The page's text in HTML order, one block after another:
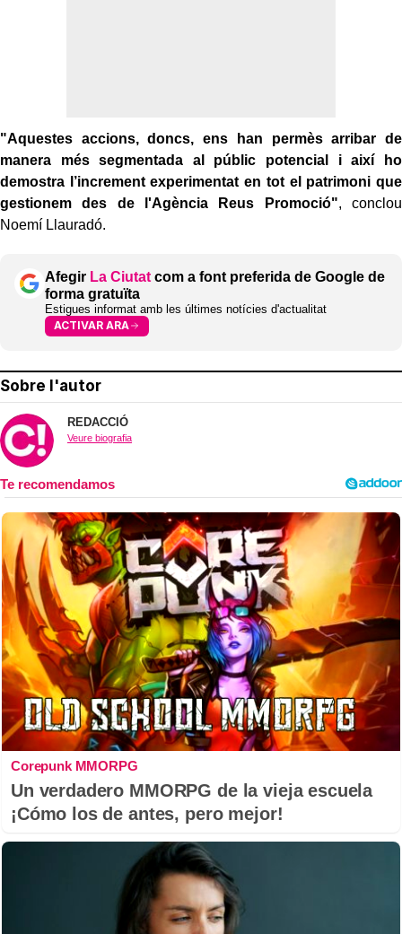
"Aquestes accions, doncs, ens han permès arribar de
manera més segmentada al públic potencial i així ho
demostra l’increment experimentat en tot el patrimoni que
gestionem des de l'Agència Reus Promoció", conclou
Noemí Llauradó.
Afegir La Ciutat com a font preferida de Google de
forma gratuïta
Estigues informat amb les últimes notícies d'actualitat
ACTIVAR ARA
Sobre l'autor
REDACCIÓ
Veure biografia
Corepunk MMORPG
Un verdadero MMORPG de la vieja escuela
¡Cómo los de antes, pero mejor!